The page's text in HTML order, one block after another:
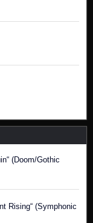
(Doom/Gothic
Rising“ (Symphonic